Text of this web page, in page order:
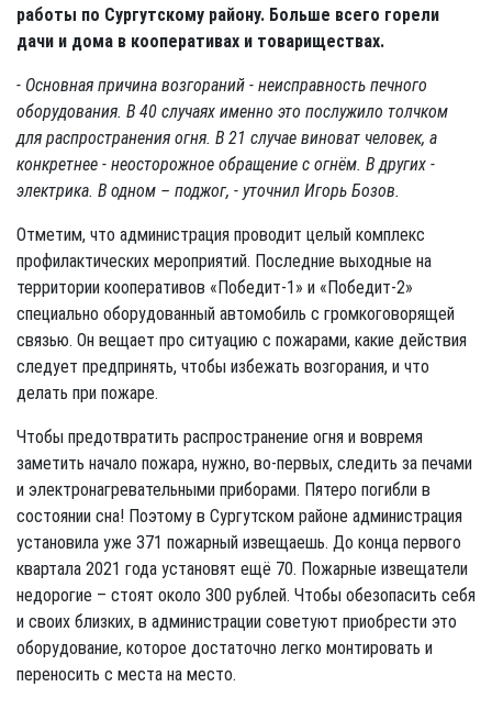
работы по Сургутскому району. Больше всего горели
дачи и дома в кооперативах и товариществах.
- Основная причина возгораний - неисправность печного
оборудования. В 40 случаях именно это послужило толчком
для распространения огня. В 21 случае виноват человек, а
конкретнее - неосторожное обращение с огнём. В других -
электрика. В одном – поджог, - уточнил Игорь Бозов.
Отметим, что администрация проводит целый комплекс
профилактических мероприятий. Последние выходные на
территории кооперативов «Победит-1» и «Победит-2»
специально оборудованный автомобиль с громкоговорящей
связью. Он вещает про ситуацию с пожарами, какие действия
следует предпринять, чтобы избежать возгорания, и что
делать при пожаре.
Чтобы предотвратить распространение огня и вовремя
заметить начало пожара, нужно, во-первых, следить за печами
и электронагревательными приборами. Пятеро погибли в
состоянии сна! Поэтому в Сургутском районе администрация
установила уже 371 пожарный извещаешь. До конца первого
квартала 2021 года установят ещё 70. Пожарные извещатели
недорогие – стоят около 300 рублей. Чтобы обезопасить себя
и своих близких, в администрации советуют приобрести это
оборудование, которое достаточно легко монтировать и
переносить с места на место.